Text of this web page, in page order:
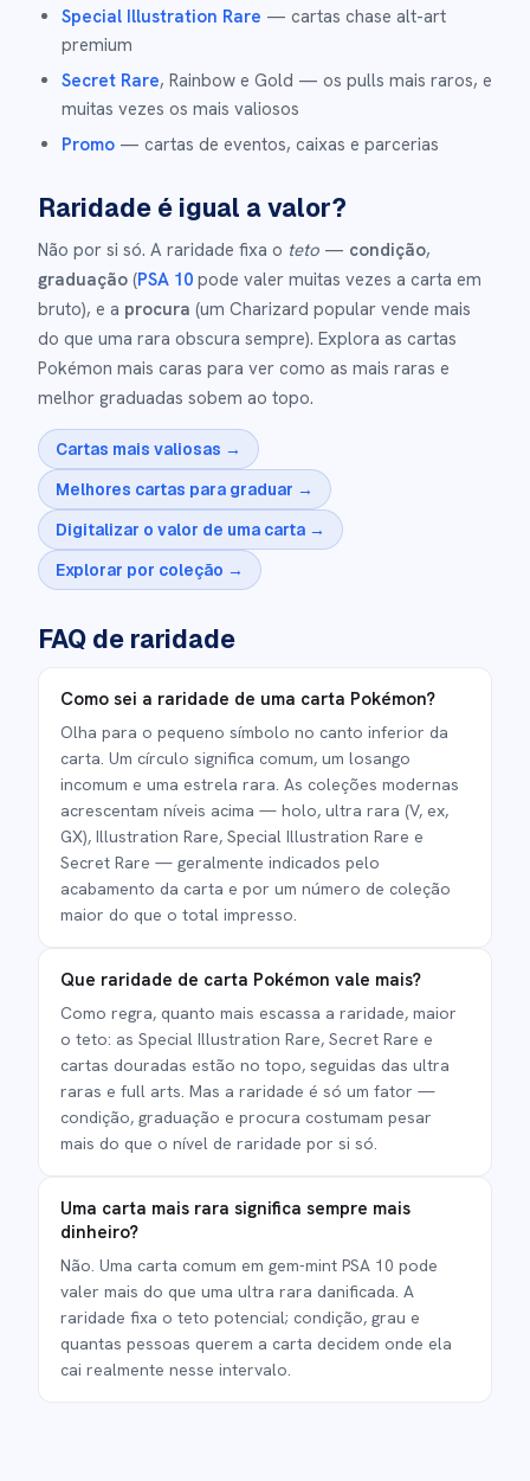
Special Illustration Rare — cartas chase alt-art
premium
Secret Rare, Rainbow e Gold — os pulls mais raros, e
muitas vezes os mais valiosos
Promo — cartas de eventos, caixas e parcerias
Raridade é igual a valor?
Não por si só. A raridade fixa o teto — condição,
graduação (PSA 10 pode valer muitas vezes a carta em
bruto), e a procura (um Charizard popular vende mais
do que uma rara obscura sempre). Explora as cartas
Pokémon mais caras para ver como as mais raras e
melhor graduadas sobem ao topo.
Cartas mais valiosas →
Melhores cartas para graduar →
Digitalizar o valor de uma carta →
Explorar por coleção →
FAQ de raridade
Como sei a raridade de uma carta Pokémon?
Olha para o pequeno símbolo no canto inferior da
carta. Um círculo significa comum, um losango
incomum e uma estrela rara. As coleções modernas
acrescentam níveis acima — holo, ultra rara (V, ex,
GX), Illustration Rare, Special Illustration Rare e
Secret Rare — geralmente indicados pelo
acabamento da carta e por um número de coleção
maior do que o total impresso.
Que raridade de carta Pokémon vale mais?
Como regra, quanto mais escassa a raridade, maior
o teto: as Special Illustration Rare, Secret Rare e
cartas douradas estão no topo, seguidas das ultra
raras e full arts. Mas a raridade é só um fator —
condição, graduação e procura costumam pesar
mais do que o nível de raridade por si só.
Uma carta mais rara significa sempre mais
dinheiro?
Não. Uma carta comum em gem-mint PSA 10 pode
valer mais do que uma ultra rara danificada. A
raridade fixa o teto potencial; condição, grau e
quantas pessoas querem a carta decidem onde ela
cai realmente nesse intervalo.